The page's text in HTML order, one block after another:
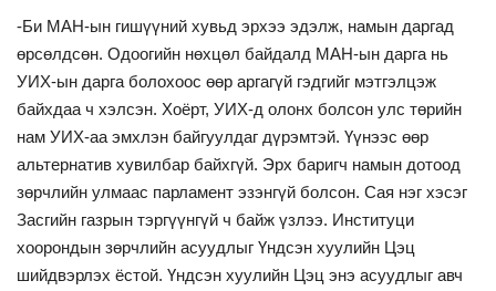
-Би МАН-ын гишүүний хувьд эрхээ эдэлж, намын даргад
өрсөлдсөн. Одоогийн нөхцөл байдалд МАН-ын дарга нь
УИХ-ын дарга болохоос өөр аргагүй гэдгийг мэтгэлцэж
байхдаа ч хэлсэн. Хоёрт, УИХ-д олонх болсон улс төрийн
нам УИХ-аа эмхлэн байгуулдаг дүрэмтэй. Үүнээс өөр
альтернатив хувилбар байхгүй. Эрх баригч намын дотоод
зөрчлийн улмаас парламент эзэнгүй болсон. Сая нэг хэсэг
Засгийн газрын тэргүүнгүй ч байж үзлээ. Институци
хоорондын зөрчлийн асуудлыг Үндсэн хуулийн Цэц
шийдвэрлэх ёстой. Үндсэн хуулийн Цэц энэ асуудлыг авч